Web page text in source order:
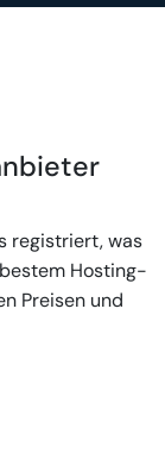
registriert, was
Hosting-
Preisen und